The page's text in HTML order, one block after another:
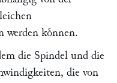
werden koͤnnen.
die Spindel und die
die von